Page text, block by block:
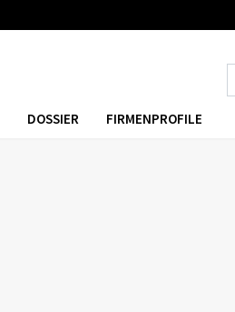
DOSSIER FIRMENPROFILE